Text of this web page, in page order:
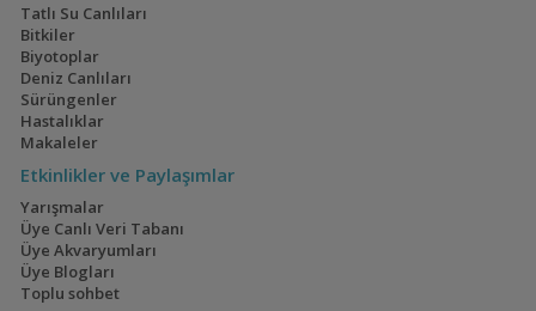
Tatlı Su Canlıları
Bitkiler
Biyotoplar
Deniz Canlıları
Sürüngenler
Hastalıklar
Makaleler
Etkinlikler ve Paylaşımlar
Yarışmalar
Üye Canlı Veri Tabanı
Üye Akvaryumları
Üye Blogları
Toplu sohbet